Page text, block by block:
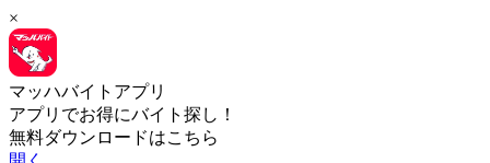
×
マッハバイトアプリ
アプリでお得にバイト探し！
無料ダウンロードはこちら